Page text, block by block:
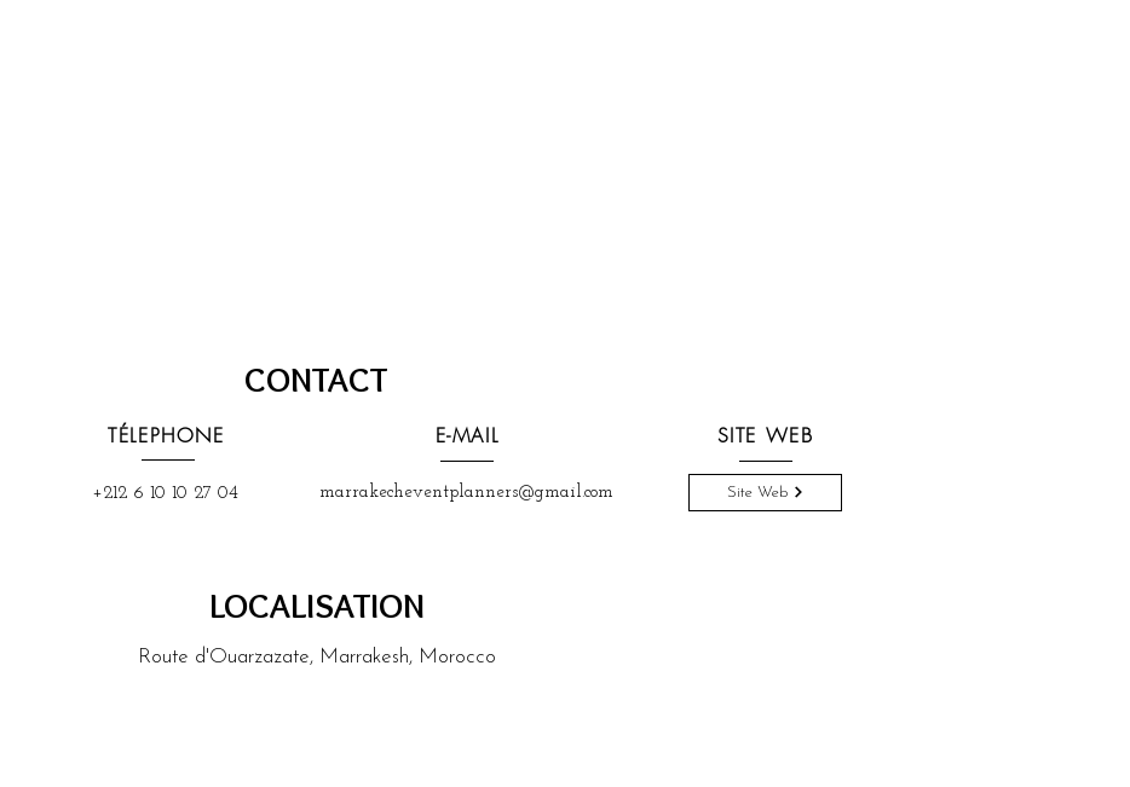
CONTACT
TÉLEPHONE E-MAIL SITE WEB
+212 6 10 10 27 04 marrakecheventplanners@gmail.com Site Web
LOCALISATION
Route d'Ouarzazate, Marrakesh, Morocco